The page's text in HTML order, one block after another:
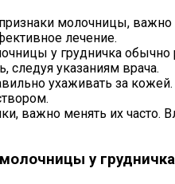
молочницы,
лечение.
у грудничка
следуя указаниям врача.
ухаживать за
важно менять их часто.
у